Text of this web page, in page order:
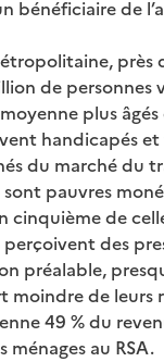
bénéficiaire de
près
de personnes
plus
handicapés
du marché du
sont pauvres
cinquième de
perçoivent des
préalable,
de leurs
49 % du
au RSA.